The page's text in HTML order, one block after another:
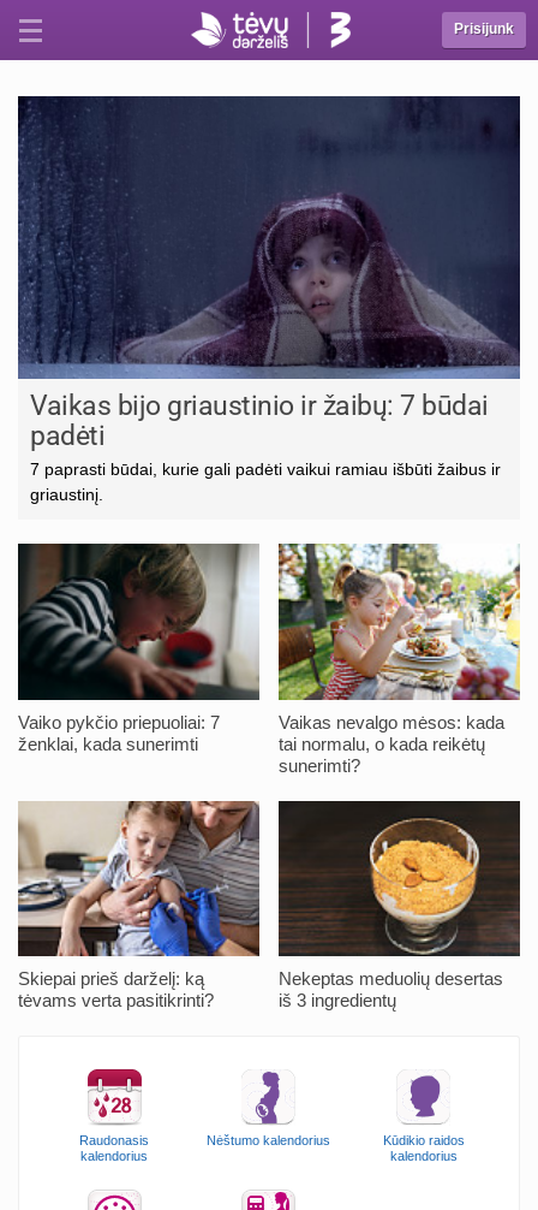
Prisijunk
Vaikas bijo griaustinio ir žaibų: 7 būdai
padėti
7 paprasti būdai, kurie gali padėti vaikui ramiau išbūti žaibus ir
griaustinį.
Vaiko pykčio priepuoliai: 7
ženklai, kada sunerimti
Vaikas nevalgo mėsos: kada
tai normalu, o kada reikėtų
sunerimti?
Skiepai prieš darželį: ką
tėvams verta pasitikrinti?
Nekeptas meduolių desertas
iš 3 ingredientų
Raudonasis
kalendorius
Nėštumo kalendorius
Kūdikio raidos
kalendorius